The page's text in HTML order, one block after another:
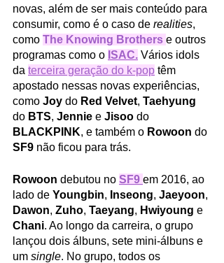
novas, além de ser mais conteúdo para
consumir, como é o caso de realities,
como The Knowing Brothers e outros
programas como o ISAC. Vários idols
da terceira geração do k-pop têm
apostado nessas novas experiências,
como Joy do Red Velvet, Taehyung
do BTS, Jennie e Jisoo do
BLACKPINK, e também o Rowoon do
SF9 não ficou para trás.
Rowoon debutou no SF9 em 2016, ao
lado de Youngbin, Inseong, Jaeyoon,
Dawon, Zuho, Taeyang, Hwiyoung e
Chani. Ao longo da carreira, o grupo
lançou dois álbuns, sete mini-álbuns e
um single. No grupo, todos os